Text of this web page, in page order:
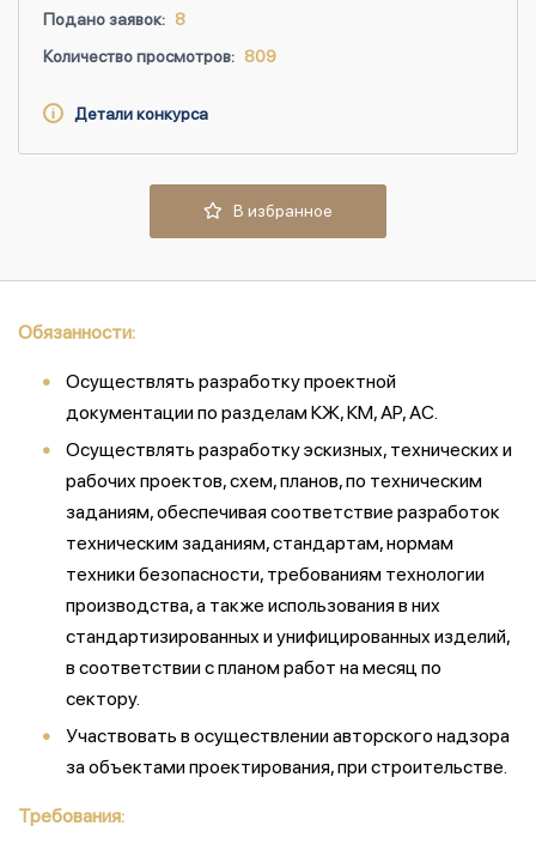
Подано заявок: 8
Количество просмотров: 809
Детали конкурса
В избранное
Обязанности:
Осуществлять разработку проектной
документации по разделам КЖ, КМ, АР, АС.
Осуществлять разработку эскизных, технических и
рабочих проектов, схем, планов, по техническим
заданиям, обеспечивая соответствие разработок
техническим заданиям, стандартам, нормам
техники безопасности, требованиям технологии
производства, а также использования в них
стандартизированных и унифицированных изделий,
в соответствии с планом работ на месяц по
сектору.
Участвовать в осуществлении авторского надзора
за объектами проектирования, при строительстве.
Требования: